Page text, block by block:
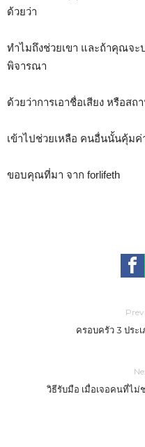
ด้วยว่า
ทำไมถึงช่วยเขา และถ้าคุณจะ
พิจารณา
ด้วยว่าการเอาชื่อเสียง หรือ
เข้าไปช่วยเหลือ คนอื่นนั้นคุ้มค่
ขอบคุณที่มา จาก forlifeth
ครอบครัว 3 ประ
วิธีรับมือ เมื่อเจอคนที่ไม่